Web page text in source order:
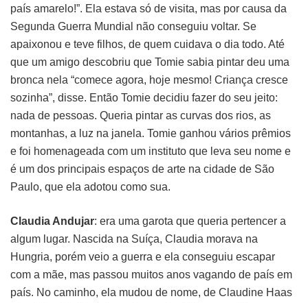
país amarelo!”. Ela estava só de visita, mas por causa da
Segunda Guerra Mundial não conseguiu voltar. Se
apaixonou e teve filhos, de quem cuidava o dia todo. Até
que um amigo descobriu que Tomie sabia pintar deu uma
bronca nela “comece agora, hoje mesmo! Criança cresce
sozinha”, disse. Então Tomie decidiu fazer do seu jeito:
nada de pessoas. Queria pintar as curvas dos rios, as
montanhas, a luz na janela. Tomie ganhou vários prêmios
e foi homenageada com um instituto que leva seu nome e
é um dos principais espaços de arte na cidade de São
Paulo, que ela adotou como sua.
Claudia Andujar: era uma garota que queria pertencer a
algum lugar. Nascida na Suíça, Claudia morava na
Hungria, porém veio a guerra e ela conseguiu escapar
com a mãe, mas passou muitos anos vagando de país em
país. No caminho, ela mudou de nome, de Claudine Haas